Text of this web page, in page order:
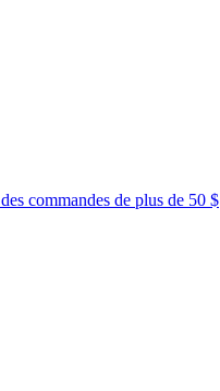
des commandes de plus de 50 $